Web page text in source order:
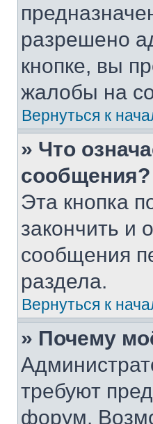
разрешено
кнопке, вы
жалобы на
Вернуться к
» Что
сообщения?
Эта кнопка
закончить и
сообщения
раздела.
Вернуться к
» Почему
требуют
форум.